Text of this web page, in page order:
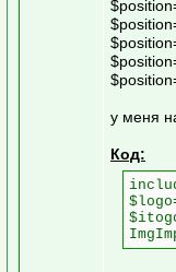
у меня
Код: